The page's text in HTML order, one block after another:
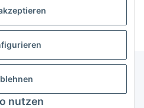
nutzen